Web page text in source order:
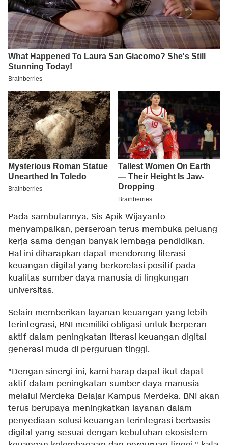
Pada sambutannya, Sis Apik Wijayanto
menyampaikan, perseroan terus membuka peluang
kerja sama dengan banyak lembaga pendidikan.
Hal ini diharapkan dapat mendorong literasi
keuangan digital yang berkorelasi positif pada
kualitas sumber daya manusia di lingkungan
universitas.
Selain memberikan layanan keuangan yang lebih
terintegrasi, BNI memiliki obligasi untuk berperan
aktif dalam peningkatan literasi keuangan digital
generasi muda di perguruan tinggi.
"Dengan sinergi ini, kami harap dapat ikut dapat
aktif dalam peningkatan sumber daya manusia
melalui Merdeka Belajar Kampus Merdeka. BNI akan
terus berupaya meningkatkan layanan dalam
penyediaan solusi keuangan terintegrasi berbasis
digital yang sesuai dengan kebutuhan ekosistem